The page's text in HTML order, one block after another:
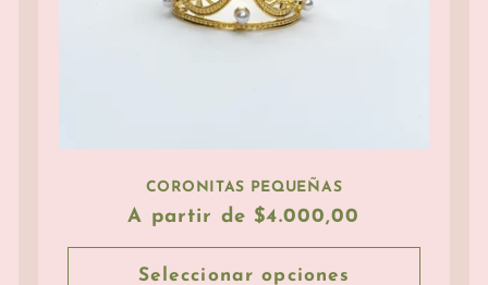
CORONITAS PEQUEÑAS
Precio
habitual
A partir de $4.000,00
Seleccionar opciones